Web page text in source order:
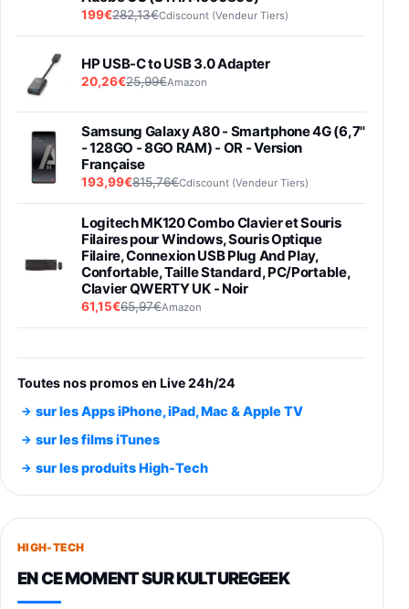
199€282,13€Cdiscount (Vendeur Tiers)
HP USB-C to USB 3.0 Adapter
20,26€25,99€Amazon
Samsung Galaxy A80 - Smartphone 4G (6,7''
- 128GO - 8GO RAM) - OR - Version
Française
193,99€815,76€Cdiscount (Vendeur Tiers)
Logitech MK120 Combo Clavier et Souris
Filaires pour Windows, Souris Optique
Filaire, Connexion USB Plug And Play,
Confortable, Taille Standard, PC/Portable,
Clavier QWERTY UK - Noir
61,15€65,97€Amazon
entraénement direct 3 vitesses (33-45-78
trs/min) avec pre-ampli intégré et port USB
Smartphone SAMSUNG Galaxy S26 Ultra
891,99€1199€Fnac (Vendeur Tiers)
Smartphone SAMSUNG Galaxy S26+ Violet
749,99€
Toutes nos promos en Live 24h/24
sur les Apps iPhone, iPad, Mac & Apple TV
sur les films iTunes
sur les produits High-Tech
HIGH-TECH
EN CE MOMENT SUR KULTUREGEEK